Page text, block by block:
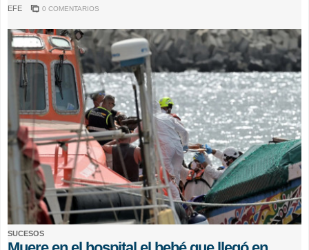
EFE 0 COMENTARIOS
SUCESOS